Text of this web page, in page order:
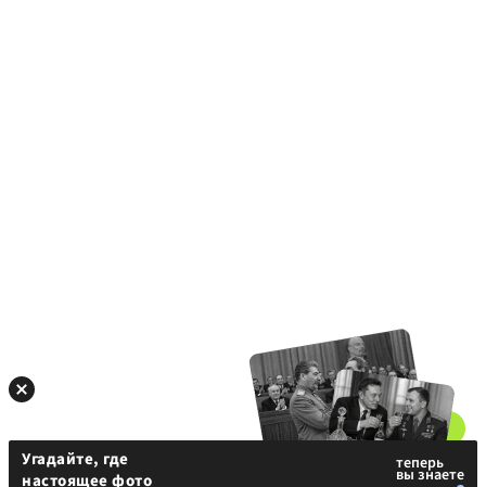
Угадайте, где
настоящее фото